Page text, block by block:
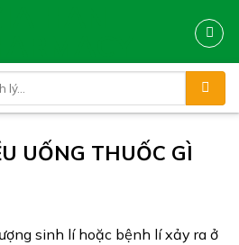
UỐNG THUỐC GÌ
sinh lí hoặc bệnh lí xảy ra ở